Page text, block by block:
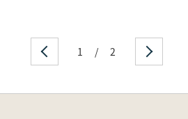
1 / 2